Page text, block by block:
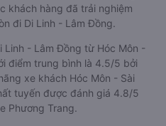
khách hàng đã trải nghiệm
đi Di Linh - Lâm Đồng.
Linh - Lâm Đồng từ Hóc Môn -
điểm trung bình là 4.5/5 bởi
xe khách Hóc Môn - Sài
tuyến được đánh giá 4.8/5
Phương Trang.